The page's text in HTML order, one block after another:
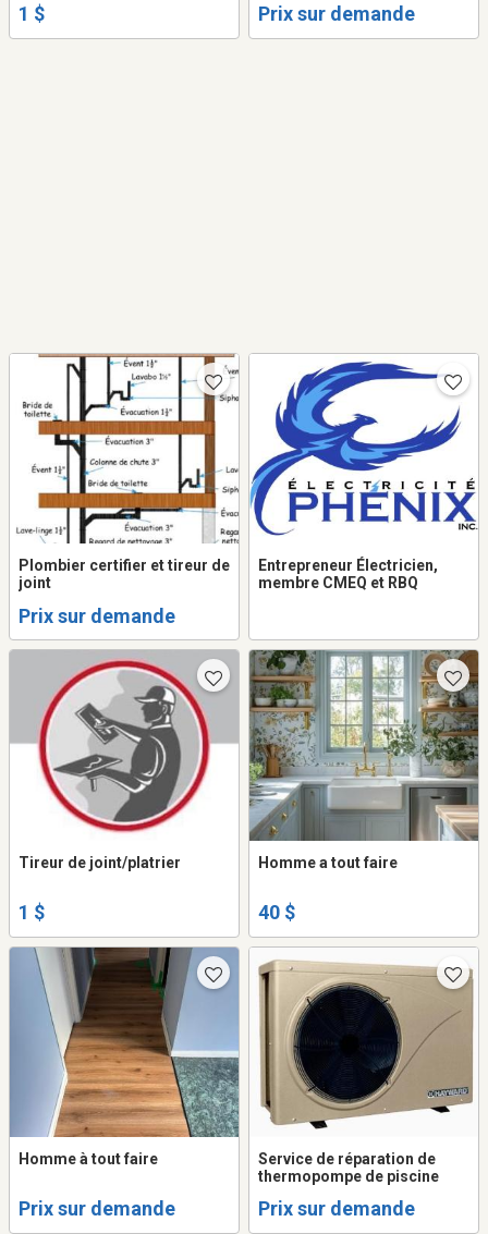
1 $ Prix sur demande
Plombier certifier et tireur de
joint
Prix sur demande
Entrepreneur Électricien,
membre CMEQ et RBQ
Tireur de joint/platrier
1 $
Homme a tout faire
40 $
Homme à tout faire
Prix sur demande
Service de réparation de
thermopompe de piscine
Prix sur demande